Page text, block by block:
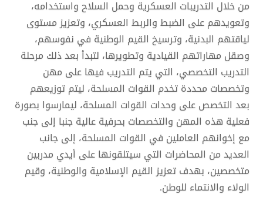
من خلال التدريبات العسكرية وحمل السلاح واستخدامه،
وتعويدهم على الضبط والربط العسكري، وتعزيز مستوى
لياقتهم البدنية، وترسيخ القيم الوطنية في نفوسهم،
وصقل مهاراتهم القيادية وتطويرها، لتبدأ بعد ذلك مرحلة
التدريب التخصصي، التي يتم التدريب فيها على مهن
وتخصصات محددة تخدم القوات المسلحة، ليتم توزيعهم
بعد التخصص على وحدات القوات المسلحة، ليمارسوا بصورة
فعلية هذه المهن والتخصصات بحرفية عالية جنبا إلى جنب
مع إخوانهم العاملين في القوات المسلحة، إلى جانب
العديد من المحاضرات التي سيتلقونها على أيدي مدربين
متخصصين، بهدف تعزيز القيم الإسلامية والوطنية، وقيم
الولاء والانتماء للوطن.